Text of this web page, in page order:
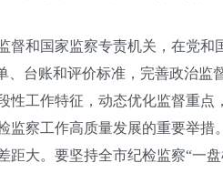
国家监察专责机关，在党和
、台账和评价标准，完善政治
工作特征，动态优化监督重
察工作高质量发展的重要举
大。要坚持全市纪检监察“一